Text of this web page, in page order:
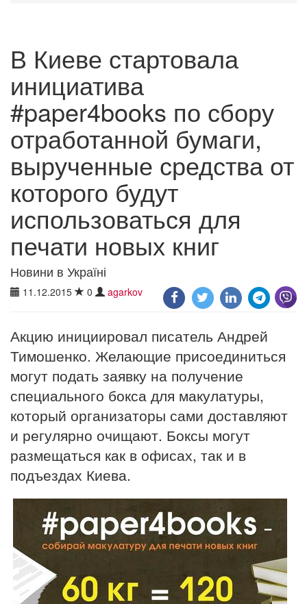
В Киеве стартовала
инициатива
#paper4books по сбору
отработанной бумаги,
вырученные средства от
которого будут
использоваться для
печати новых книг
Новини в Україні
11.12.2015 0 agarkov
Акцию инициировал писатель Андрей
Тимошенко. Желающие присоединиться
могут подать заявку на получение
специального бокса для макулатуры,
который организаторы сами доставляют
и регулярно очищают. Боксы могут
размещаться как в офисах, так и в
подъездах Киева.